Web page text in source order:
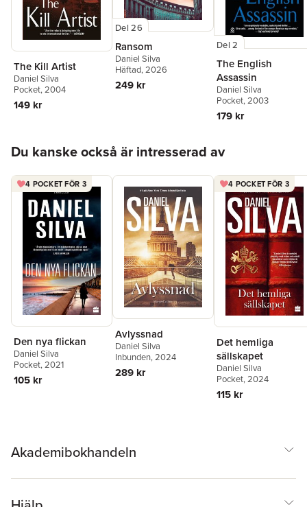
The Kill Artist
Daniel Silva
Pocket, 2004
149 kr
Del 26
Ransom
Daniel Silva
Häftad, 2026
249 kr
Del 2
The English
Assassin
Daniel Silva
Pocket, 2003
179 kr
Du kanske också är intresserad av
4 POCKET FÖR 3
Den nya flickan
Daniel Silva
Pocket, 2021
105 kr
Avlyssnad
Daniel Silva
Inbunden, 2024
289 kr
4 POCKET FÖR 3
Det hemliga
sällskapet
Daniel Silva
Pocket, 2024
115 kr
Akademibokhandeln